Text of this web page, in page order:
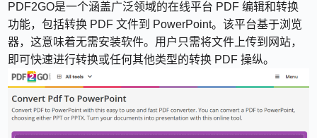
PDF2GO是一个涵盖广泛领域的在线平台 PDF 编辑和转换
功能，包括转换 PDF 文件到 PowerPoint。该平台基于浏览
器，这意味着无需安装软件。用户只需将文件上传到网站，
即可快速进行转换或任何其他类型的转换 PDF 操纵。